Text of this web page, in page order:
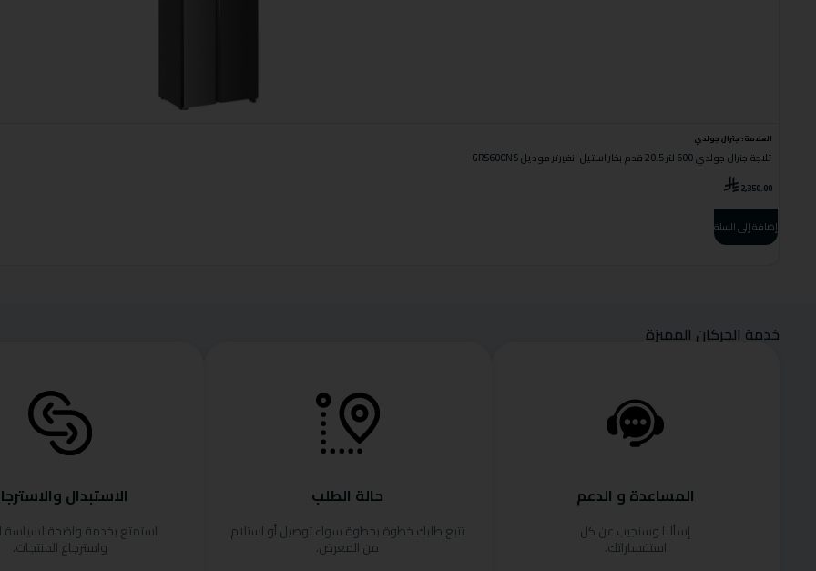
العلامة: جنرال جولدي
ثلاجة جنرال جولدي 600 لتر 20.5 قدم بخار استيل انفيرتر موديل GRS600NS
2,350.00
إضافة إلى السلة
خدمة الحركان المميزة
المساعدة و الدعم
إسألنا وسنجيب عن كل
استفساراتك.
حالة الطلب
تتبع طلبك خطوة بخطوة سواء توصيل أو استلام
من المعرض.
الاستبدال
استمتع بخدمة واضحة لسياسة
واسترجاع المنتجات.